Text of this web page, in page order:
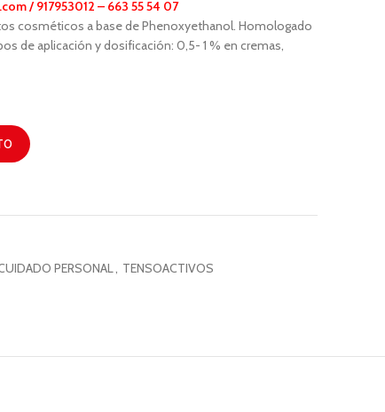
/ 917953012 – 663 55 54 07
cosméticos a base de Phenoxyethanol. Homologado
de aplicación y dosificación: 0,5- 1 % en cremas,
PERSONAL, TENSOACTIVOS